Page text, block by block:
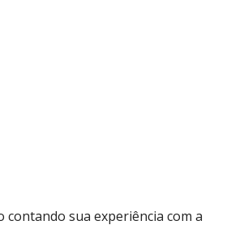
contando sua experiência com a